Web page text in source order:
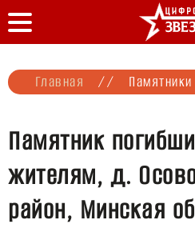
Главная // Памятники
Памятник
жителям, д.
район, Минская